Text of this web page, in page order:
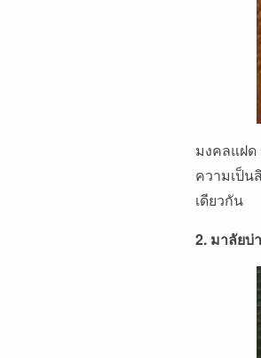
มงคลแฝด
ความเป็น
เดียวกัน
2. มาลัยบ่